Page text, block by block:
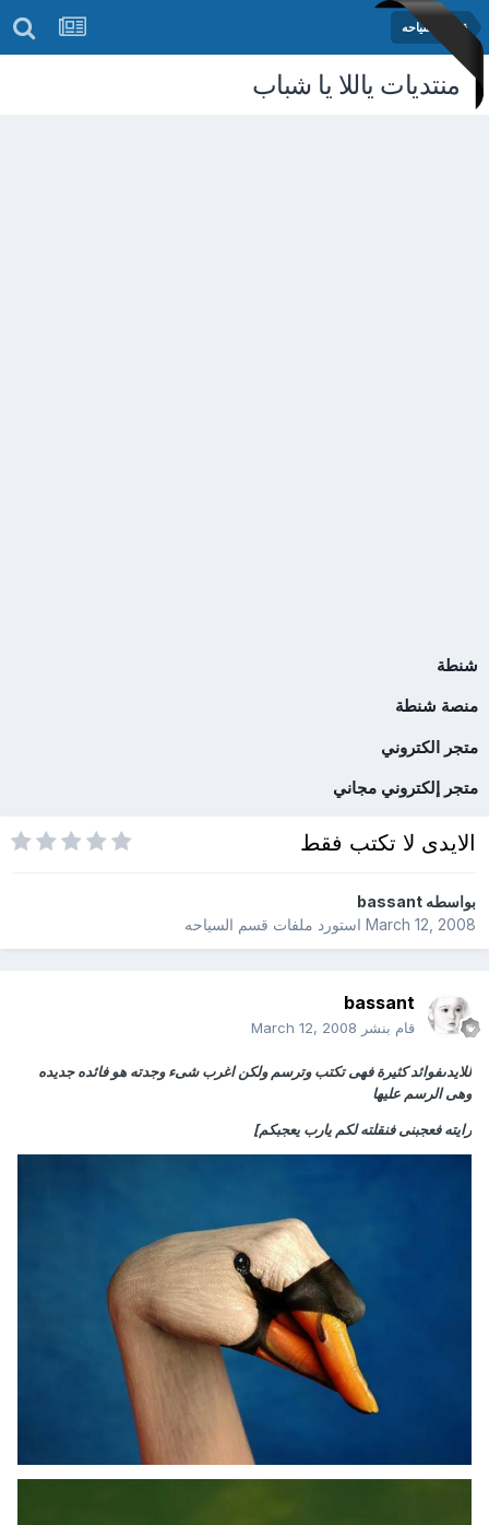
قسم السياحه
منتديات ياللا يا شباب
شنطة
منصة شنطة
متجر الكتروني
متجر إلكتروني مجاني
الايدى لا تكتب فقط
بواسطهbassant
March 12, 2008استورد ملفات قسم السياحه
bassant
قام بنشر March 12, 2008
للايدىفوائد كثيرة فهى تكتب وترسم ولكن اغرب شىء وجدته هو فائده جديده
وهى الرسم عليها
رايته فعجبنى فنقلته لكم يارب يعجبكم]